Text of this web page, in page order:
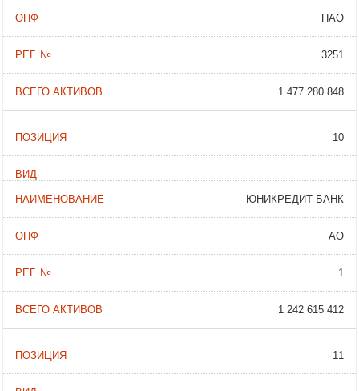
ПАО
3251
1 477 280 848
10
ЮНИКРЕДИТ БАНК
АО
1
1 242 615 412
11